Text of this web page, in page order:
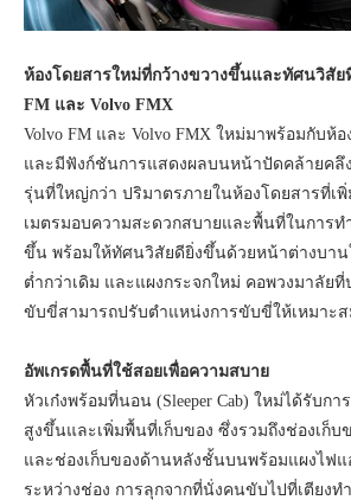
ห้องโดยสารใหม่ที่กว้างขวางขึ้นและทัศนวิสั
FM และ Volvo FMX
Volvo FM และ Volvo FMX ใหม่มาพร้อมกับห้
และมีฟังก์ชันการแสดงผลบนหน้าปัดคล้ายคลึ
รุ่นที่ใหญ่กว่า ปริมาตรภายในห้องโดยสารที่เ
เมตรมอบความสะดวกสบายและพื้นที่ในการท
ขึ้น พร้อมให้ทัศนวิสัยดียิ่งขึ้นด้วยหน้าต่างบา
ต่ำกว่าเดิม และแผงกระจกใหม่ คอพวงมาลัยที่
ขับขี่สามารถปรับตำแหน่งการขับขี่ให้เหมาะ
อัพเกรดพื้นที่ใช้สอยเพื่อความสบาย
หัวเก๋งพร้อมที่นอน (Sleeper Cab) ใหม่ได้รับกา
สูงขึ้นและเพิ่มพื้นที่เก็บของ ซึ่งรวมถึงช่องเก็บ
และช่องเก็บของด้านหลังชั้นบนพร้อมแผงไฟ
ระหว่างช่อง การลุกจากที่นั่งคนขับไปที่เตียงท